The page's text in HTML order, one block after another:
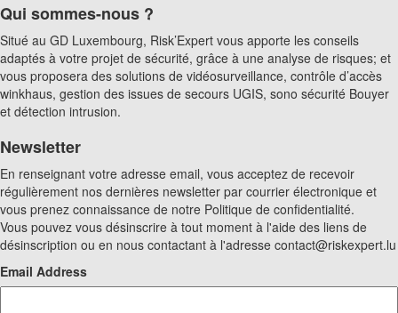
Qui sommes-nous ?
Situé au GD Luxembourg, Risk’Expert vous apporte les conseils
adaptés à votre projet de sécurité, grâce à une analyse de risques; et
vous proposera des solutions de vidéosurveillance, contrôle d’accès
winkhaus, gestion des issues de secours UGIS, sono sécurité Bouyer
et détection intrusion.
Newsletter
En renseignant votre adresse email, vous acceptez de recevoir
régulièrement nos dernières newsletter par courrier électronique et
vous prenez connaissance de notre Politique de confidentialité.
Vous pouvez vous désinscrire à tout moment à l'aide des liens de
désinscription ou en nous contactant à l'adresse contact@riskexpert.lu
Email Address